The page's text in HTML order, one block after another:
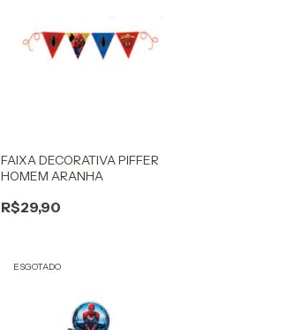
FAIXA DECORATIVA PIFFER
HOMEM ARANHA
R$29,90
ESGOTADO